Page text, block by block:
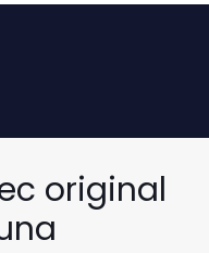
original